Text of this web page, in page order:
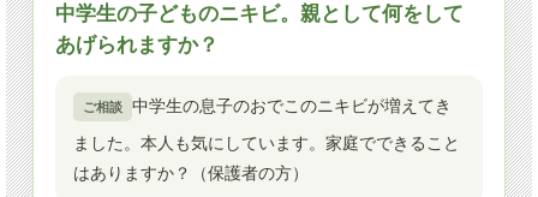
中学生の子どものニキビ。親として何をして
あげられますか？
ご相談
中学生の息子のおでこのニキビが増えてき
ました。本人も気にしています。家庭でできること
はありますか？（保護者の方）